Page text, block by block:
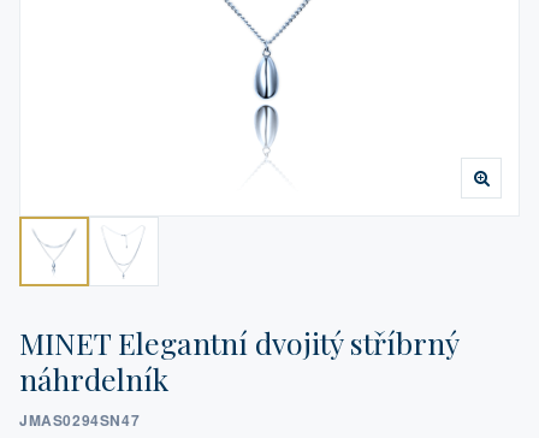
MINET Elegantní dvojitý stříbrný
náhrdelník
JMAS0294SN47